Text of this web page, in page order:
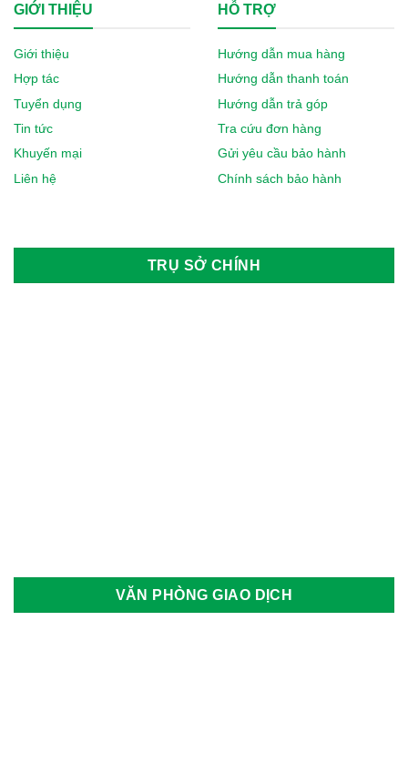
GIỚI THIỆU
Giới thiệu
Hợp tác
Tuyển dụng
Tin tức
Khuyến mại
Liên hệ
HỖ TRỢ
Hướng dẫn mua hàng
Hướng dẫn thanh toán
Hướng dẫn trả góp
Tra cứu đơn hàng
Gửi yêu cầu bảo hành
Chính sách bảo hành
TRỤ SỞ CHÍNH
VĂN PHÒNG GIAO DỊCH